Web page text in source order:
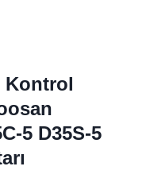
Kontrol
5 D35S-5